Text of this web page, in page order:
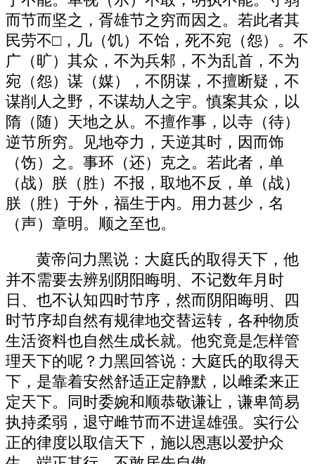
而节而坚之，胥雄节之穷而因之。若此者其
民劳不□，几（饥）不饴，死不宛（怨）。不
广（旷）其众，不为兵邾，不为乱首，不为
宛（怨）谋（媒），不阴谋，不擅断疑，不
谋削人之野，不谋劫人之宇。慎案其众，以
隋（随）天地之从。不擅作事，以寺（待）
逆节所穷。见地夺力，天逆其时，因而饰
（饬）之。事环（还）克之。若此者，单
（战）朕（胜）不报，取地不反，单（战）
朕（胜）于外，福生于内。用力甚少，名
（声）章明。顺之至也。
黄帝问力黑说：大庭氏的取得天下，他
并不需要去辨别阴阳晦明、不记数年月时
日、也不认知四时节序，然而阴阳晦明、四
时节序却自然有规律地交替运转，各种物质
生活资料也自然生成长就。他究竟是怎样管
理天下的呢？力黑回答说：大庭氏的取得天
下，是靠着安然舒适正定静默，以雌柔来正
定天下。同时委婉和顺恭敬谦让，谦卑简易
执持柔弱，退守雌节而不进逞雄强。实行公
正的律度以取信天下，施以恩惠以爱护众